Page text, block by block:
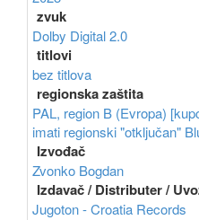
zvuk
Dolby Digital 2.0
titlovi
bez titlova
regionska zaštita
PAL, region B (Evropa)
imati regionski "otključan"
Izvođač
Zvonko Bogdan
Izdavač / Distributer /
Jugoton - Croatia Records